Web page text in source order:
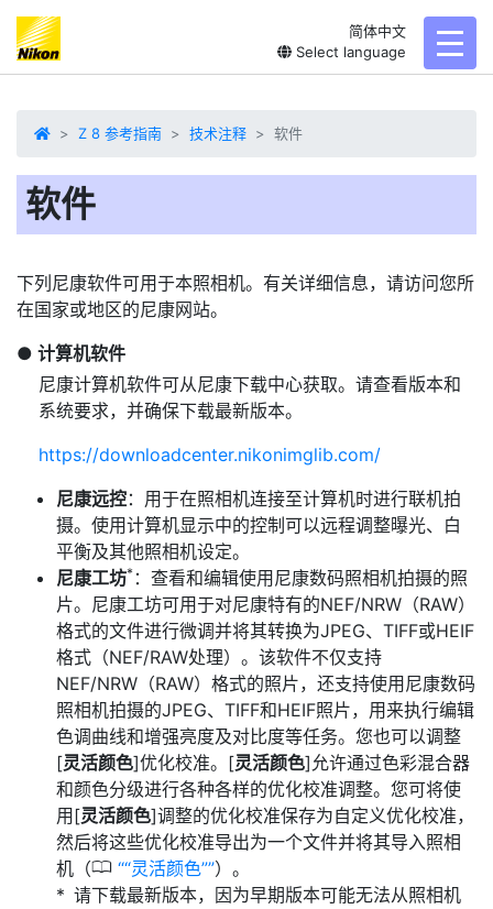
简体中文
Select language
Z 8 参考指南 技术注释 软件
软件
下列尼康软件可用于本照相机。有关详细信息，请访问您所
在国家或地区的尼康网站。
计算机软件
尼康计算机软件可从尼康下载中心获取。请查看版本和
系统要求，并确保下载最新版本。
https://downloadcenter.nikonimglib.com/
尼康远控：用于在照相机连接至计算机时进行联机拍
摄。使用计算机显示中的控制可以远程调整曝光、白
平衡及其他照相机设定。
尼康工坊* ：查看和编辑使用尼康数码照相机拍摄的照
片。尼康工坊可用于对尼康特有的NEF/NRW（RAW）
格式的文件进行微调并将其转换为JPEG、TIFF或HEIF
格式（NEF/RAW处理）。该软件不仅支持
NEF/NRW（RAW）格式的照片，还支持使用尼康数码
照相机拍摄的JPEG、TIFF和HEIF照片，用来执行编辑
色调曲线和增强亮度及对比度等任务。您也可以调整
[灵活颜色]优化校准。[灵活颜色]允许通过色彩混合器
和颜色分级进行各种各样的优化校准调整。您可将使
用[灵活颜色]调整的优化校准保存为自定义优化校准，
然后将这些优化校准导出为一个文件并将其导入照相
机（0 “灵活颜色” ）。
请下载最新版本，因为早期版本可能无法从照相机